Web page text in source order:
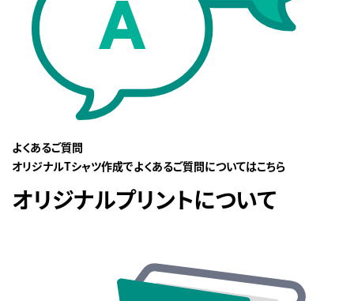
よくあるご質問
オリジナルTシャツ作成でよくあるご質問についてはこちら
オリジナルプリントについて